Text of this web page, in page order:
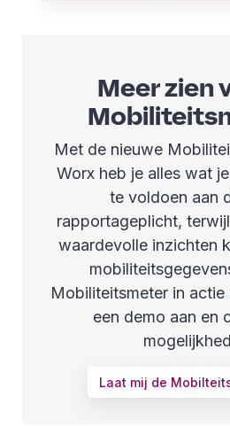
Meer zien
Met de nieuwe
Worx heb je alles wat
te voldoen aan
rapportageplicht,
waardevolle inzichten
Mobiliteitsmeter in actie
een demo aan en
Laat mij de